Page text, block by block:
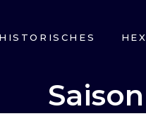
HISTORISCHES